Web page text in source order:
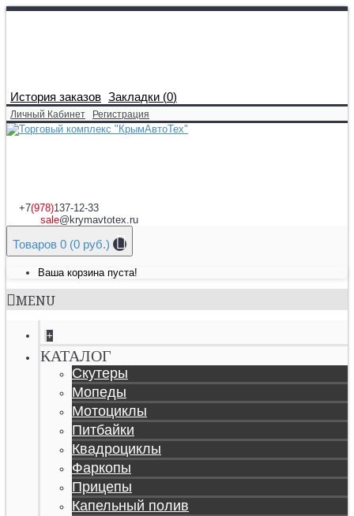
История заказов Закладки (0)
Личный Кабинет Регистрация
+7(978)137-12-33
sale@krymavtotex.ru
Товаров 0 (0 руб.)
Ваша корзина пуста!
MENU
+
КАТАЛОГ
Скутеры
Мопеды
Мотоциклы
Питбайки
Квадроциклы
Фаркопы
Прицепы
Капельный полив